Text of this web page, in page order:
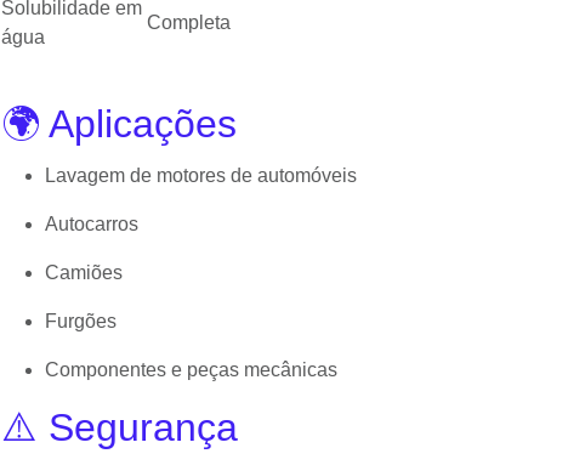
Solubilidade em
água
Completa
🌍 Aplicações
Lavagem de motores de automóveis
Autocarros
Camiões
Furgões
Componentes e peças mecânicas
⚠️ Segurança